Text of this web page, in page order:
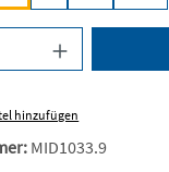
Gib
hinzufügen
MID1033.9